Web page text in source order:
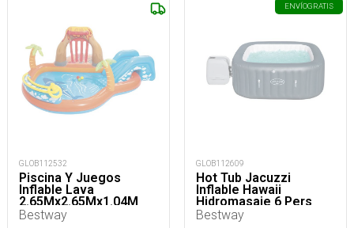
GLOB112532
Piscina Y Juegos
Inflable Lava
2.65Mx2.65Mx1.04M
Bestway
ENVÍOGRATIS
GLOB112609
Hot Tub Jacuzzi
Inflable Hawaii
Hidromasaje 6 Pers
Bestway